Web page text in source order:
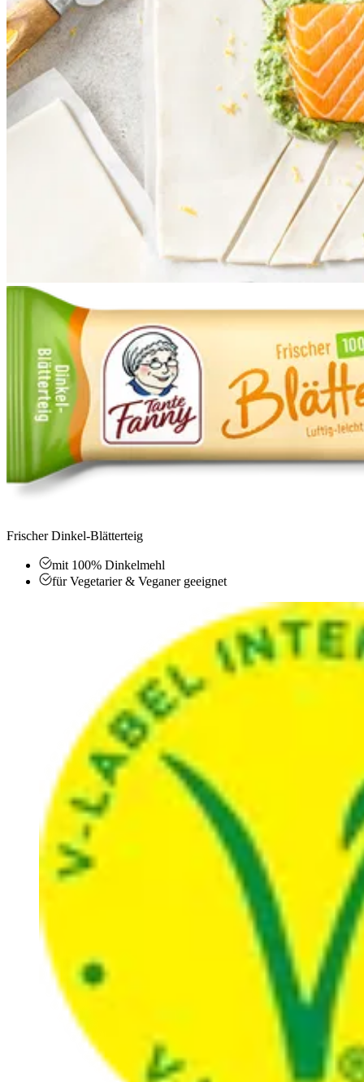
Frischer Dinkel-Blätterteig
mit 100% Dinkelmehl
für Vegetarier & Veganer geeignet